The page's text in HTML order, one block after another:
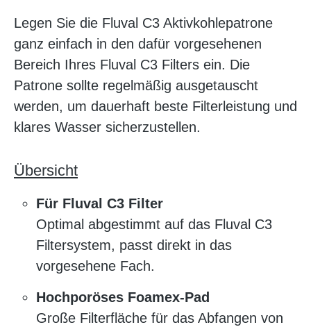
Legen Sie die Fluval C3 Aktivkohlepatrone
ganz einfach in den dafür vorgesehenen
Bereich Ihres Fluval C3 Filters ein. Die
Patrone sollte regelmäßig ausgetauscht
werden, um dauerhaft beste Filterleistung und
klares Wasser sicherzustellen.
Übersicht
Für Fluval C3 Filter
Optimal abgestimmt auf das Fluval C3
Filtersystem, passt direkt in das
vorgesehene Fach.
Hochporöses Foamex-Pad
Große Filterfläche für das Abfangen von